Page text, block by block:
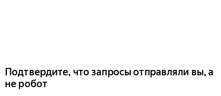
Подтвердите, что запросы отправляли вы, а
не робот